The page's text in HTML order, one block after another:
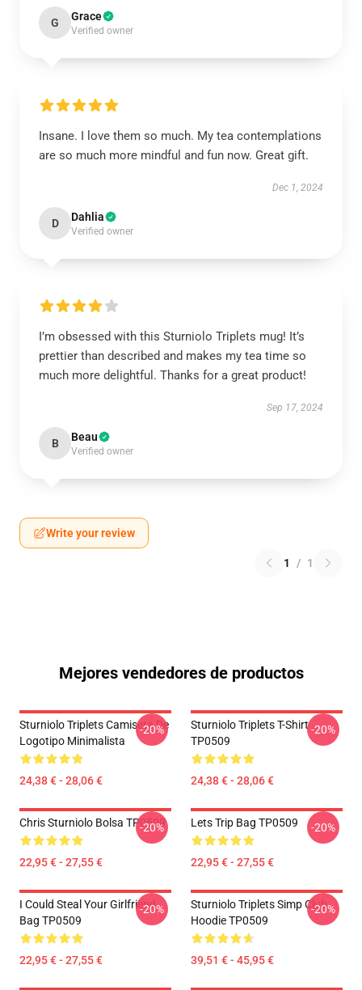
G Grace
Verified owner
Insane. I love them so much. My tea contemplations
are so much more mindful and fun now. Great gift.
Dec 1, 2024
D Dahlia
Verified owner
I’m obsessed with this Sturniolo Triplets mug! It’s
prettier than described and makes my tea time so
much more delightful. Thanks for a great product!
Sep 17, 2024
B Beau
Verified owner
Write your review
1 / 1
Mejores vendedores de productos
Sturniolo Triplets Camiseta De
Logotipo Minimalista
24,38 € - 28,06 €
-20%
Sturniolo Triplets T-Shirt
TP0509
24,38 € - 28,06 €
-20%
Chris Sturniolo Bolsa TP0509
22,95 € - 27,55 €
-20% Lets Trip Bag TP0509
22,95 € - 27,55 €
-20%
I Could Steal Your Girlfriend
Bag TP0509
22,95 € - 27,55 €
-20%
Sturniolo Triplets Simp Club
Hoodie TP0509
39,51 € - 45,95 €
-20%